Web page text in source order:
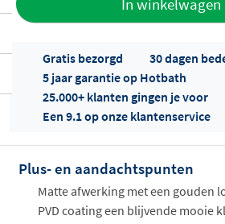
In winkelwagen
Offertes
ophalen...
Gratis bezorgd
30 dagen
5 jaar garantie op Hotbath
25.000+ klanten gingen je voor
Een 9.1 op onze klantenservice
Plus- en aandachtspunten
Matte afwerking met een gouden
PVD coating een blijvende mooie